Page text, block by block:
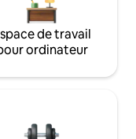
de travail
ordinateur